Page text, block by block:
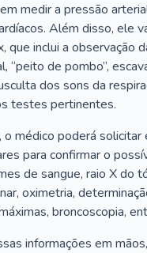
medir a pressão
Além disso, ele
que inclui a observação
“peito de pombo”,
dos sons da
testes pertinentes.
o médico poderá solicitar
para confirmar o
de sangue, raio X do
oximetria,
broncoscopia,
informações em